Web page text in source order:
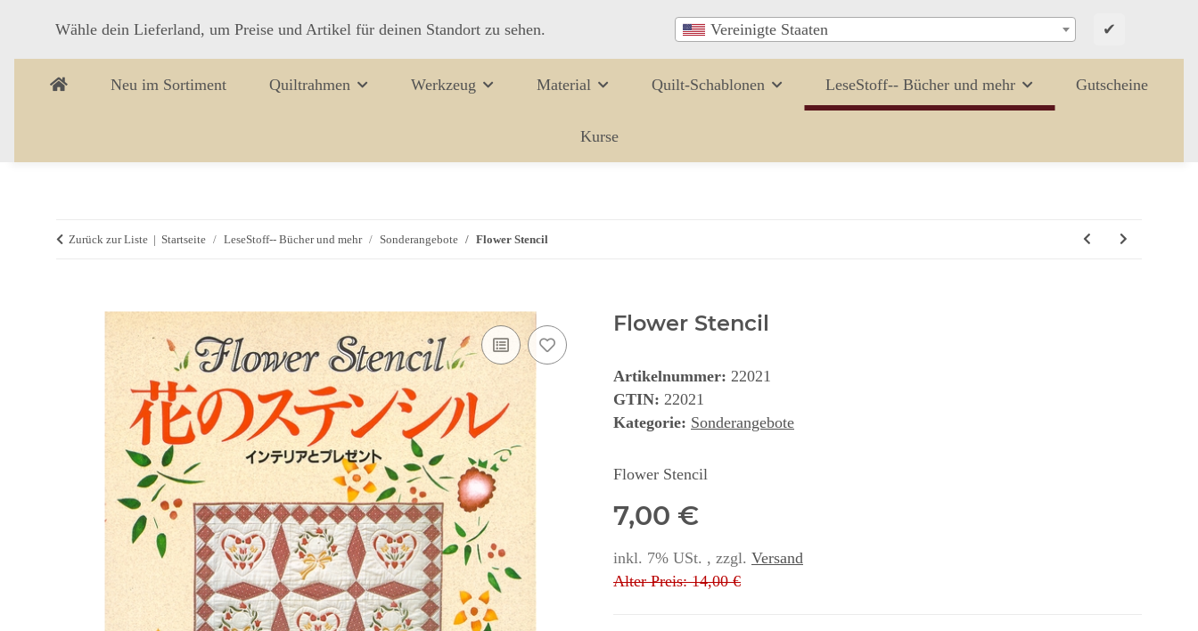
Wähle dein Lieferland, um Preise und Artikel für deinen Standort zu sehen. Vereinigte Staaten ✔
Neu im Sortiment Quiltrahmen Werkzeug Material Quilt-Schablonen LeseStoff-- Bücher und mehr Gutscheine
Kurse
Zurück zur Liste Startseite LeseStoff-- Bücher und mehr Sonderangebote Flower Stencil
Flower Stencil
Artikelnummer: 22021
GTIN: 22021
Kategorie: Sonderangebote
Flower Stencil
7,00 €
inkl. 7% USt. , zzgl. Versand
Alter Preis: 14,00 €